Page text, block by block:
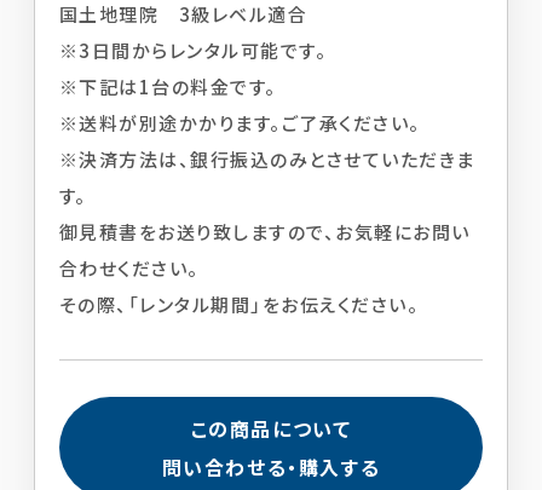
国土地理院 3級レベル適合
※3日間からレンタル可能です。
※下記は1台の料金です。
※送料が別途かかります。ご了承ください。
※決済方法は、銀行振込のみとさせていただきま
す。
御見積書をお送り致しますので、お気軽にお問い
合わせください。
その際、「レンタル期間」をお伝えください。
この商品について
問い合わせる・購入する